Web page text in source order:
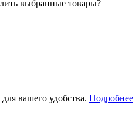
выбранные товары?
вашего удобства. Подробнее